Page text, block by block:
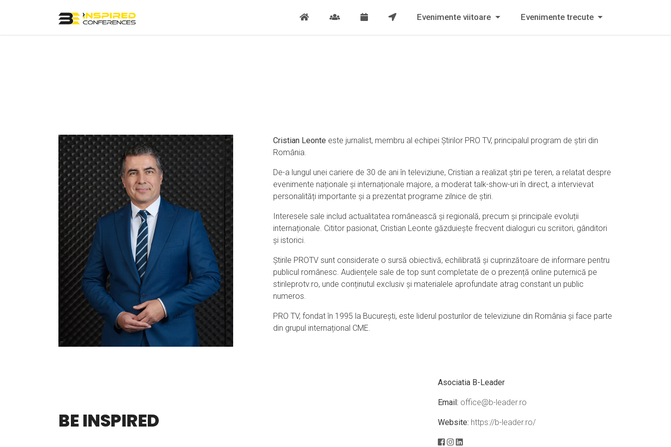
Evenimente viitoare Evenimente trecute
Cristian Leonte este jurnalist, membru al echipei Știrilor PRO TV, principalul program de știri din
România.
De-a lungul unei cariere de 30 de ani în televiziune, Cristian a realizat știri pe teren, a relatat despre
evenimente naționale și internaționale majore, a moderat talk-show-uri în direct, a intervievat
personalități importante și a prezentat programe zilnice de știri.
Interesele sale includ actualitatea românească și regională, precum și principale evoluții
internaționale. Cititor pasionat, Cristian Leonte găzduiește frecvent dialoguri cu scriitori, gânditori
și istorici.
Știrile PROTV sunt considerate o sursă obiectivă, echilibrată și cuprinzătoare de informare pentru
publicul românesc. Audiențele sale de top sunt completate de o prezență online puternică pe
stirileprotv.ro, unde conținutul exclusiv și materialele aprofundate atrag constant un public
numeros.
PRO TV, fondat în 1995 la București, este liderul posturilor de televiziune din România și face parte
din grupul internațional CME.
BE INSPIRED
Asociatia B-Leader
Email: office@b-leader.ro
Website: https://b-leader.ro/